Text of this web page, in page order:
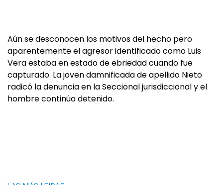
Aún se desconocen los motivos del hecho pero
aparentemente el agresor identificado como Luis
Vera estaba en estado de ebriedad cuando fue
capturado. La joven damnificada de apellido Nieto
radicó la denuncia en la Seccional jurisdiccional y el
hombre continúa detenido.